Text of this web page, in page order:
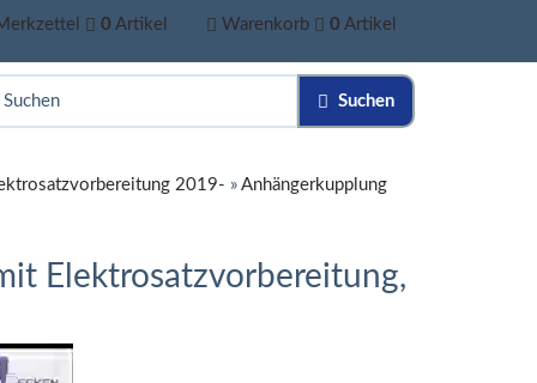
0 Artikel Warenkorb 0 Artikel
Suchen
2019- » Anhängerkupplung
Elektrosatzvorbereitung,